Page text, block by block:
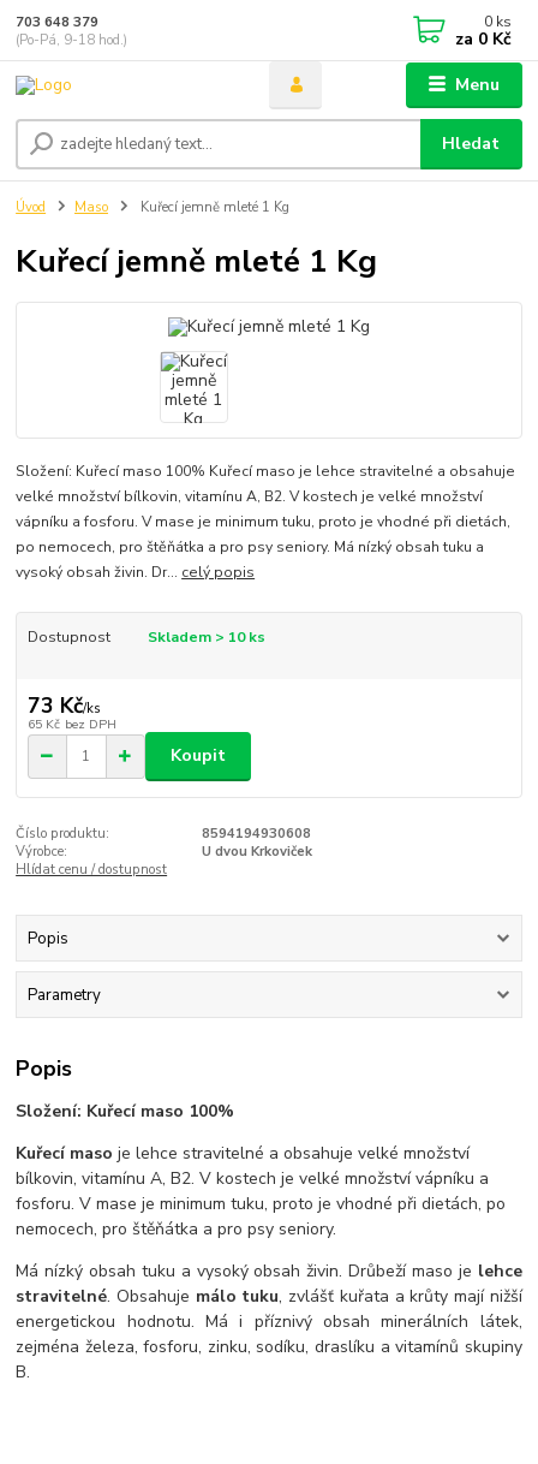
Menu
Hledat
703 648 379
(Po-Pá, 9-18 hod.)
0 ks
za 0 Kč
Úvod Maso Kuřecí jemně mleté 1 Kg
Kuřecí jemně mleté 1 Kg
Složení: Kuřecí maso 100% Kuřecí maso je lehce stravitelné a obsahuje
velké množství bílkovin, vitamínu A, B2. V kostech je velké množství
vápníku a fosforu. V mase je minimum tuku, proto je vhodné při dietách,
po nemocech, pro štěňátka a pro psy seniory. Má nízký obsah tuku a
vysoký obsah živin. Dr... celý popis
Dostupnost Skladem > 10 ks
73 Kč/ks
65 Kč bez DPH
Koupit
Číslo produktu:
8594194930608
Výrobce:
U dvou Krkoviček
Hlídat cenu / dostupnost
Popis
Parametry
Popis
Složení: Kuřecí maso 100%
Kuřecí maso je lehce stravitelné a obsahuje velké množství
bílkovin, vitamínu A, B2. V kostech je velké množství vápníku a
fosforu. V mase je minimum tuku, proto je vhodné při dietách, po
nemocech, pro štěňátka a pro psy seniory.
Má nízký obsah tuku a vysoký obsah živin. Drůbeží maso je lehce
stravitelné. Obsahuje málo tuku, zvlášť kuřata a krůty mají nižší
energetickou hodnotu. Má i příznivý obsah minerálních látek,
zejména železa, fosforu, zinku, sodíku, draslíku a vitamínů skupiny
B.